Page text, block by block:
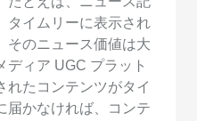
タイムリーに表示され
そのニュース価値は大
ディア UGC プラット
れたコンテンツがタイ
届かなければ、コンテ